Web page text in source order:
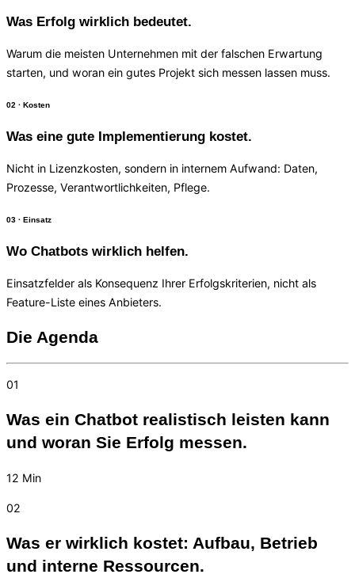
Was Erfolg wirklich bedeutet.
Warum die meisten Unternehmen mit der falschen Erwartung
starten, und woran ein gutes Projekt sich messen lassen muss.
02 · Kosten
Was eine gute Implementierung kostet.
Nicht in Lizenzkosten, sondern in internem Aufwand: Daten,
Prozesse, Verantwortlichkeiten, Pflege.
03 · Einsatz
Wo Chatbots wirklich helfen.
Einsatzfelder als Konsequenz Ihrer Erfolgskriterien, nicht als
Feature-Liste eines Anbieters.
Die Agenda
01
Was ein Chatbot realistisch leisten kann
und woran Sie Erfolg messen.
12 Min
02
Was er wirklich kostet: Aufbau, Betrieb
und interne Ressourcen.